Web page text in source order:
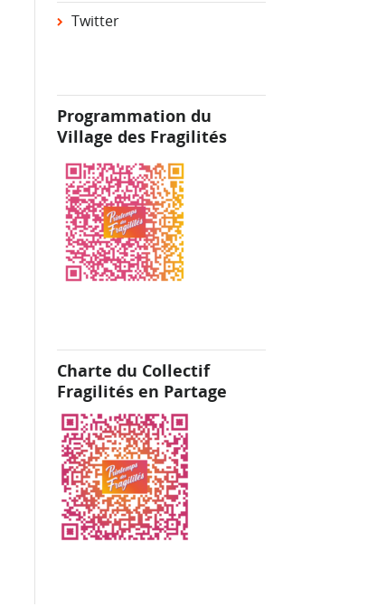
Twitter
Programmation du
Village des Fragilités
Charte du Collectif
Fragilités en Partage